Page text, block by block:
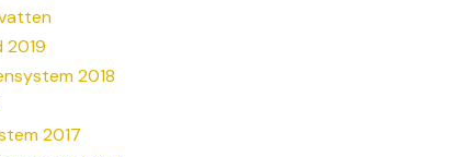
2019
2018
2017